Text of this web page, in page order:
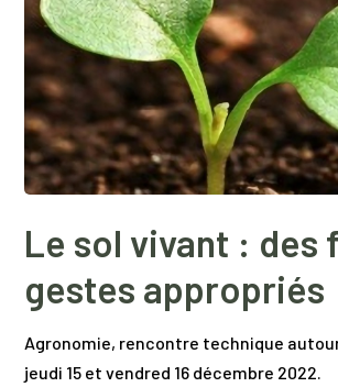
Le sol vivant : des
gestes appropriés
Agronomie, rencontre technique
jeudi 15 et vendred 16 décembre 2022.